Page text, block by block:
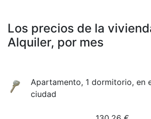
Los precios de la
Alquiler, por mes
Apartamento, 1 dormitorio, en
ciudad